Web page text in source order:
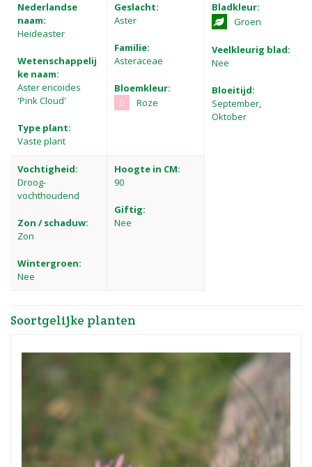
Nederlandse
naam:
Heideaster
Wetenschappelij
ke naam:
Aster ericoides
'Pink Cloud'
Type plant:
Vaste plant
Geslacht:
Aster
Familie:
Asteraceae
Bloemkleur:
Roze
Bladkleur:
Groen
Veelkleurig blad:
Nee
Bloeitijd:
September,
Oktober
Vochtigheid:
Droog-
vochthoudend
Zon / schaduw:
Zon
Wintergroen:
Nee
Hoogte in CM:
90
Giftig:
Nee
Soortgelijke planten